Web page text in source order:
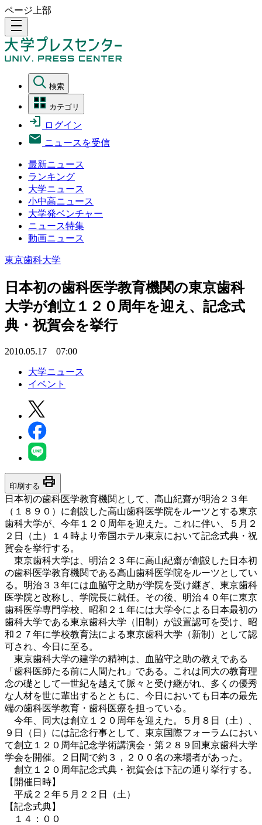
ページ上部
density_medium
検索
カテゴリ
ログイン
ニュースを受信
最新ニュース
ランキング
大学ニュース
小中高ニュース
大学発ベンチャー
ニュース特集
動画ニュース
東京歯科大学
日本初の歯科医学教育機関の東京歯科
大学が創立１２０周年を迎え、記念式
典・祝賀会を挙行
2010.05.17 07:00
大学ニュース
イベント
印刷する print
日本初の歯科医学教育機関として、高山紀齋が明治２３年
（１８９０）に創設した高山歯科医学院をルーツとする東京
歯科大学が、今年１２０周年を迎えた。これに伴い、５月２
２日（土）１４時より帝国ホテル東京において記念式典・祝
賀会を挙行する。
東京歯科大学は、明治２３年に高山紀齋が創設した日本初
の歯科医学教育機関である高山歯科医学院をルーツとしてい
る。明治３３年には血脇守之助が学院を受け継ぎ、東京歯科
医学院と改称し、学院長に就任。その後、明治４０年に東京
歯科医学専門学校、昭和２１年には大学令による日本最初の
歯科大学である東京歯科大学（旧制）が設置認可を受け、昭
和２７年に学校教育法による東京歯科大学（新制）として認
可され、今日に至る。
東京歯科大学の建学の精神は、血脇守之助の教えである
「歯科医師たる前に人間たれ」である。これは同大の教育理
念の礎として一世紀を越えて脈々と受け継がれ、多くの優秀
な人材を世に輩出するとともに、今日においても日本の最先
端の歯科医学教育・歯科医療を担っている。
今年、同大は創立１２０周年を迎えた。５月８日（土）、
９日（日）には記念行事として、東京国際フォーラムにおい
て創立１２０周年記念学術講演会・第２８９回東京歯科大学
学会を開催。２日間で約３，２００名の来場者があった。
創立１２０周年記念式典・祝賀会は下記の通り挙行する。
【開催日時】
平成２２年５月２２日（土）
【記念式典】
１４：００